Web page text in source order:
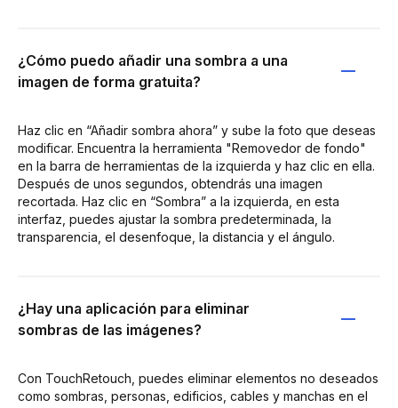
¿Cómo puedo añadir una sombra a una
imagen de forma gratuita?
Haz clic en “Añadir sombra ahora” y sube la foto que deseas
modificar. Encuentra la herramienta "Removedor de fondo"
en la barra de herramientas de la izquierda y haz clic en ella.
Después de unos segundos, obtendrás una imagen
recortada. Haz clic en “Sombra” a la izquierda, en esta
interfaz, puedes ajustar la sombra predeterminada, la
transparencia, el desenfoque, la distancia y el ángulo.
¿Hay una aplicación para eliminar
sombras de las imágenes?
Con TouchRetouch, puedes eliminar elementos no deseados
como sombras, personas, edificios, cables y manchas en el